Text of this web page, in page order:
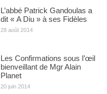
L’abbé Patrick Gandoulas a
dit « A Diu » à ses Fidèles
28 août 2014
Les Confirmations sous l’œil
bienveillant de Mgr Alain
Planet
20 juin 2014